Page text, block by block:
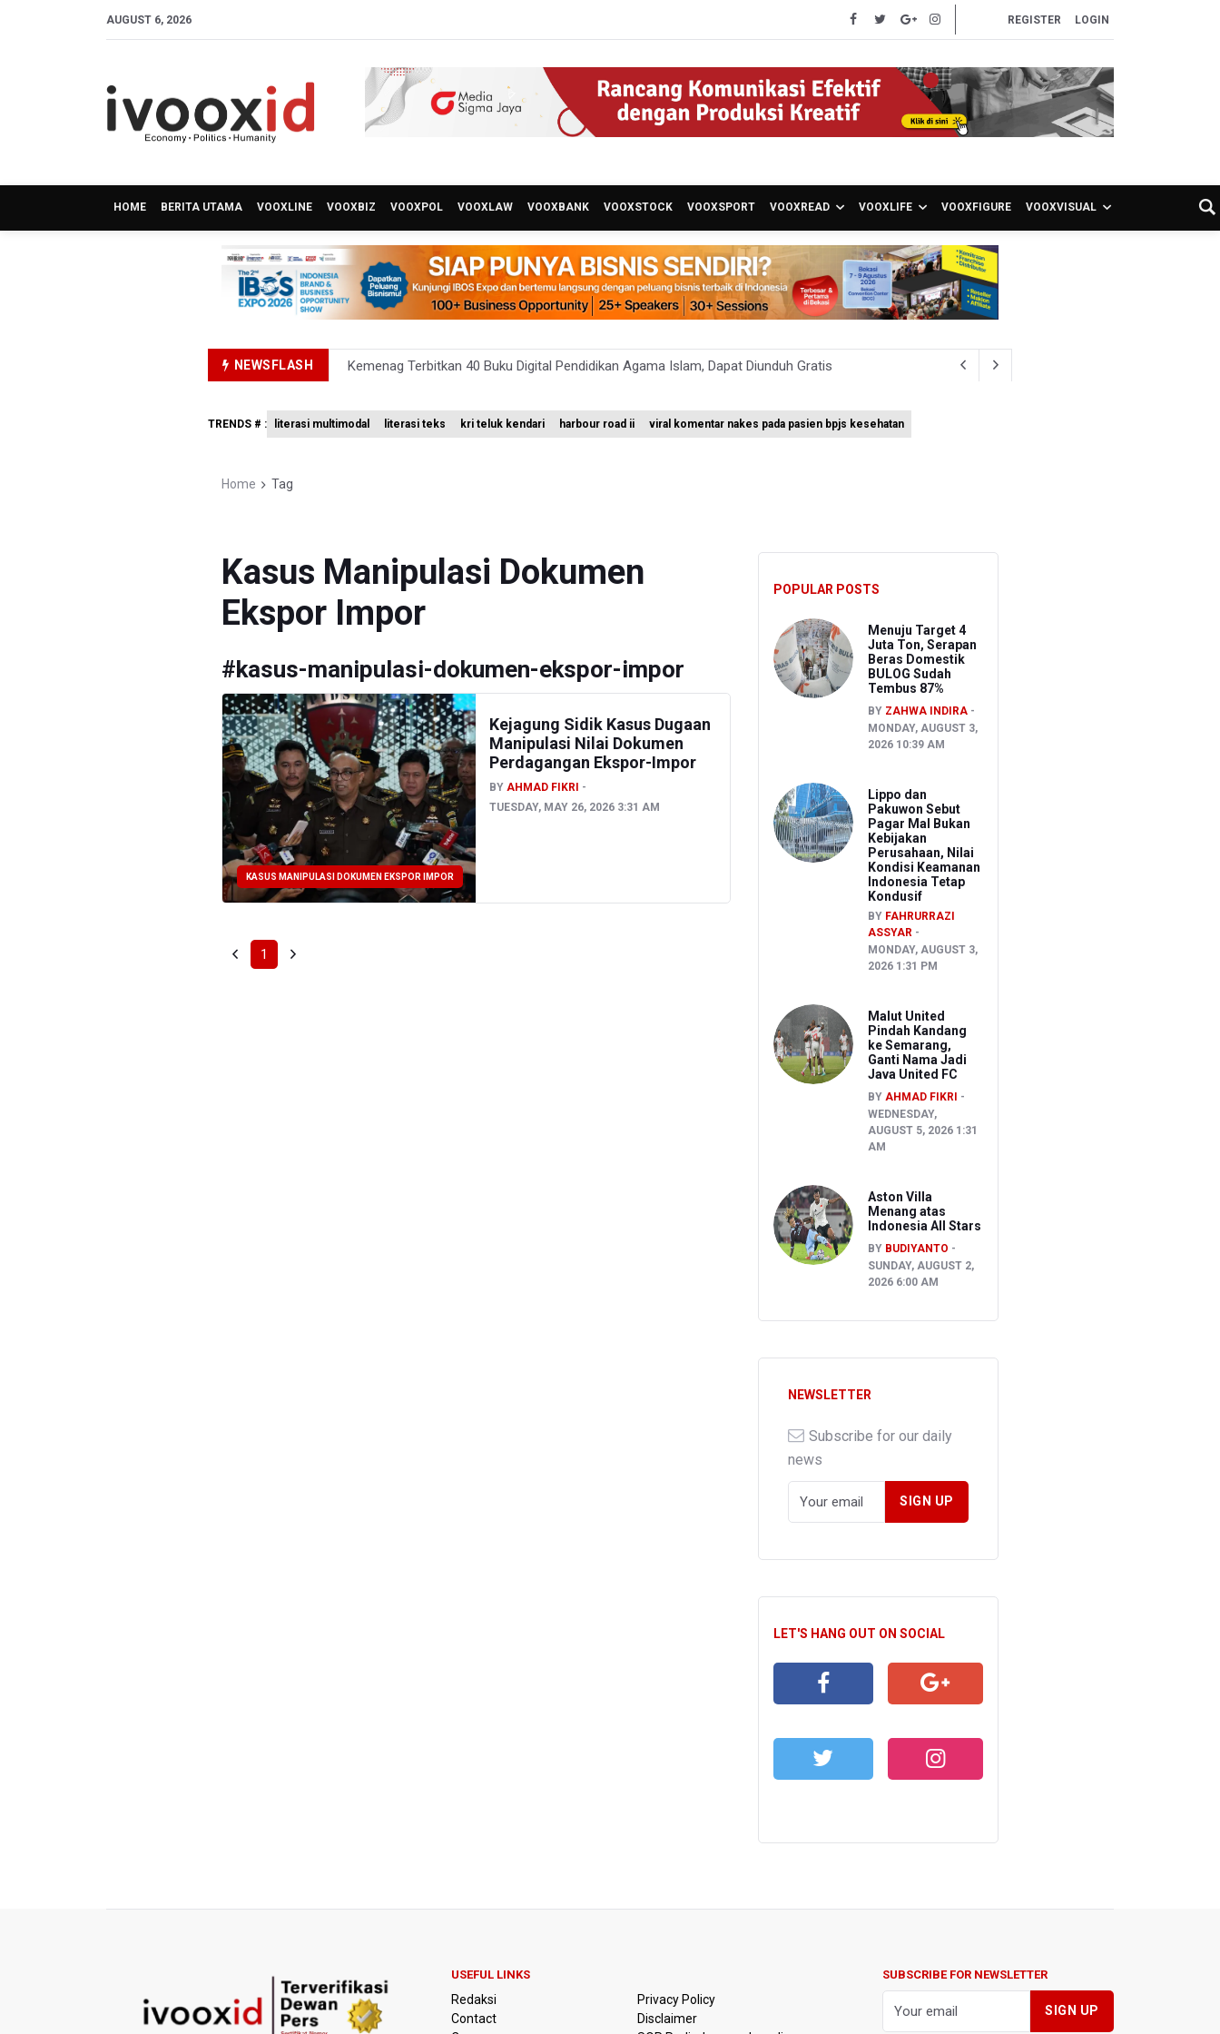
AUGUST 6, 2026 REGISTER LOGIN
HOME BERITA UTAMA VOOXLINE VOOXBIZ VOOXPOL VOOXLAW VOOXBANK VOOXSTOCK VOOXSPORT VOOXREAD VOOXLIFE VOOXFIGURE VOOXVISUAL
NEWSFLASH
Kemenag Terbitkan 40 Buku Digital Pendidikan Agama Islam, Dapat Diunduh Gratis
Polda Metro Jaya Pulangkan Tiga WNI Korban TPPO dari Libya
TRENDS # : literasi multimodal literasi teks kri teluk kendari harbour road ii viral komentar nakes pada pasien bpjs kesehatan
Home Tag
Kasus Manipulasi Dokumen
Ekspor Impor
#kasus-manipulasi-dokumen-ekspor-impor
KASUS MANIPULASI DOKUMEN EKSPOR IMPOR
Kejagung Sidik Kasus Dugaan
Manipulasi Nilai Dokumen
Perdagangan Ekspor-Impor
BY AHMAD FIKRI
TUESDAY, MAY 26, 2026 3:31 AM
1
POPULAR POSTS
Menuju Target 4
Juta Ton, Serapan
Beras Domestik
BULOG Sudah
Tembus 87%
BY ZAHWA INDIRA
MONDAY, AUGUST 3,
2026 10:39 AM
Lippo dan
Pakuwon Sebut
Pagar Mal Bukan
Kebijakan
Perusahaan, Nilai
Kondisi Keamanan
Indonesia Tetap
Kondusif
BY FAHRURRAZI
ASSYAR
MONDAY, AUGUST 3,
2026 1:31 PM
Malut United
Pindah Kandang
ke Semarang,
Ganti Nama Jadi
Java United FC
BY AHMAD FIKRI
WEDNESDAY,
AUGUST 5, 2026 1:31
AM
Aston Villa
Menang atas
Indonesia All Stars
BY BUDIYANTO
SUNDAY, AUGUST 2,
2026 6:00 AM
NEWSLETTER
Subscribe for our daily
news
LET'S HANG OUT ON SOCIAL
USEFUL LINKS
Redaksi
Contact
Privacy Policy
Disclaimer
SUBSCRIBE FOR NEWSLETTER